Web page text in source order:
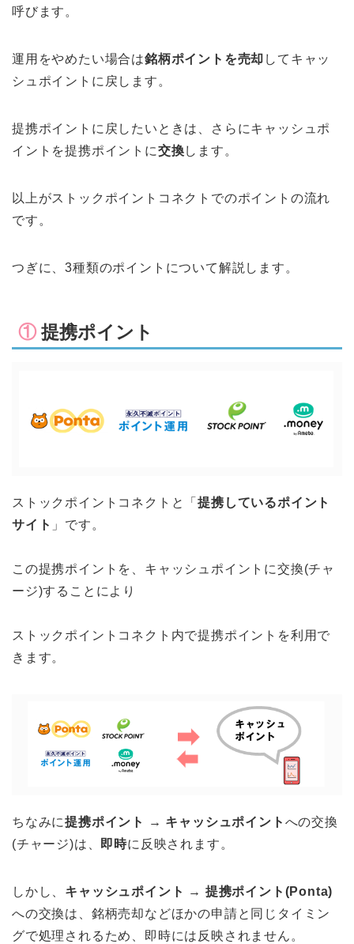
呼びます。
運用をやめたい場合は銘柄ポイントを売却 してキャッ
シュポイントに戻します。
提携ポイントに戻したいときは、さらにキャッシュポ
イントを提携ポイントに交換します。
以上がストックポイントコネクトでのポイントの流れ
です。
つぎに、3種類のポイントについて解説します。
①提携ポイント
ストックポイントコネクトと「提携しているポイント
サイト 」です。
この提携ポイントを、キャッシュポイントに交換(チャ
ージ)することにより
ストックポイントコネクト内で提携ポイントを利用で
きます。
ちなみに提携ポイント → キャッシュポイント への交換
(チャージ)は、 即時に反映されます。
しかし、 キャッシュポイント → 提携ポイント(Ponta)
への交換は、銘柄売却などほかの申請と同じタイミン
グで処理されるため、即時には反映されません。